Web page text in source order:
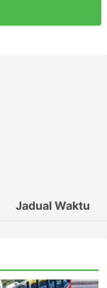
Jadual Waktu